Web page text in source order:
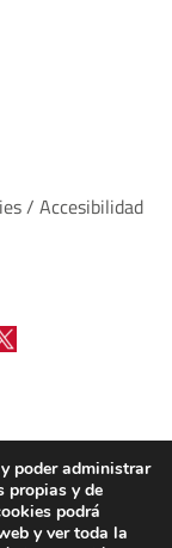
/ Accesibilidad
poder administrar
propias y de
podrá
y ver toda la